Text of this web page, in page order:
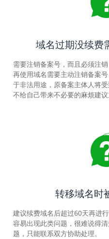
域名过期没续费
需要注销备案号，而且必须注
再使用域名需要主动注销备案
于非法用途，原备案主体人将
不给自己带来不必要的麻烦建
转移域名时
建议续费域名后超过60天再进
容易出现此类问题，很难说得
题，只能联系双方协助处理。